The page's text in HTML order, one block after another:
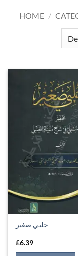
HOME /
حلبي صغير
£6.39